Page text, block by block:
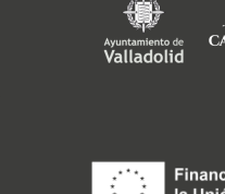
footer